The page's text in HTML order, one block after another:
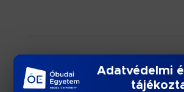
További híreink
Adatvédelmi